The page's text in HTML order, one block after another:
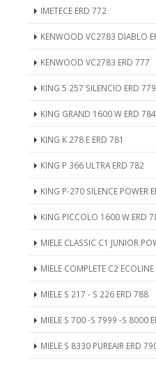
IMETECE ERD 772
KENWOOD VC2783 DIABLO
KENWOOD VC2783 ERD 777
KING 5 257 SILENCIO ERD 779
KING GRAND 1600 W ERD 784
KING K 278 E ERD 781
KING P 366 ULTRA ERD 782
KING P-270 SILENCE POWER
KING PICCOLO 1600 W ERD
MIELE CLASSIC C1 JUNIOR
MIELE COMPLETE C2
MIELE S 217 - S 226 ERD 788
MIELE S 700 -S 7999 -S 8000
MIELE S 8330 PUREAIR ERD